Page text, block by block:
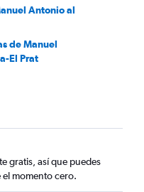
Antonio al
de Manuel
El Prat
gratis, así que puedes
el momento cero.